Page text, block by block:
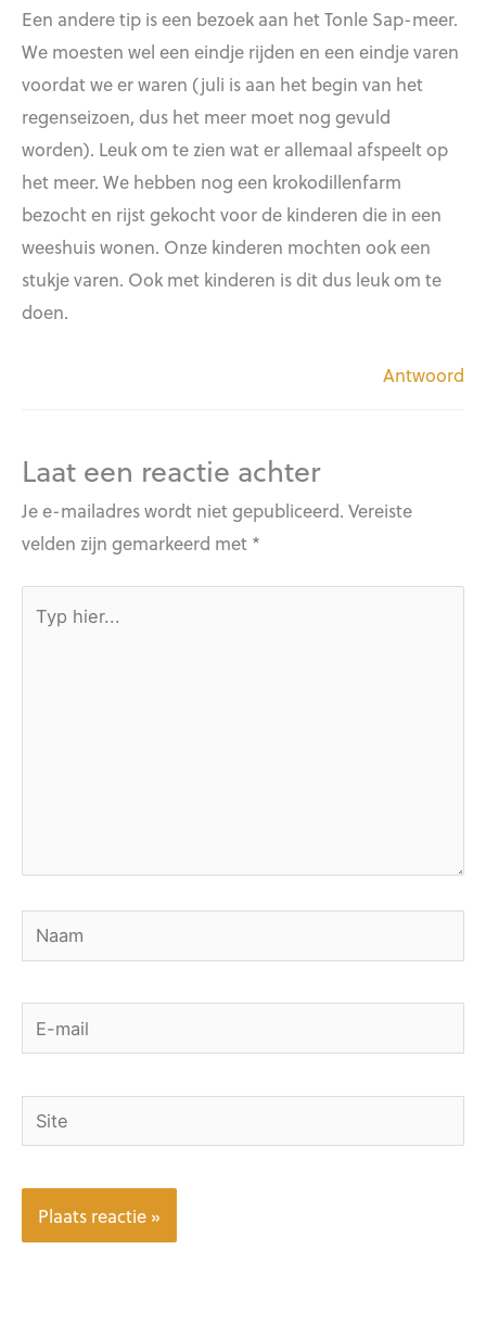
Een andere tip is een bezoek aan het Tonle Sap-meer.
We moesten wel een eindje rijden en een eindje varen
voordat we er waren (juli is aan het begin van het
regenseizoen, dus het meer moet nog gevuld
worden). Leuk om te zien wat er allemaal afspeelt op
het meer. We hebben nog een krokodillenfarm
bezocht en rijst gekocht voor de kinderen die in een
weeshuis wonen. Onze kinderen mochten ook een
stukje varen. Ook met kinderen is dit dus leuk om te
doen.
Antwoord
Laat een reactie achter
Je e-mailadres wordt niet gepubliceerd. Vereiste
velden zijn gemarkeerd met *
hier...
Naam
E-
mail
Site